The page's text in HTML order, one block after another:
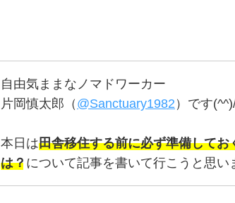
自由気ままなノマドワーカー
片岡慎太郎（ @Sanctuary1982 ）です
本日は田舎移住する前に必ず準備してお
は？ について記事を書いて行こうと思い